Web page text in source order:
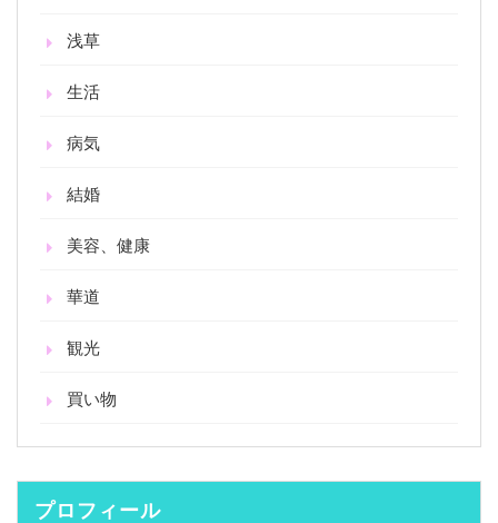
浅草
生活
病気
結婚
美容、健康
華道
観光
買い物
プロフィール